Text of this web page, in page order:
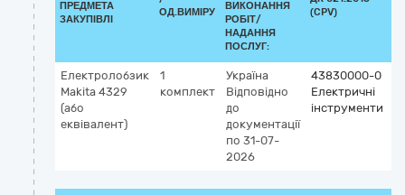
ПРЕДМЕТА
ЗАКУПІВЛІ
ОД.ВИМІРУ
ВИКОНАННЯ
РОБІТ/
НАДАННЯ
ПОСЛУГ:
(CPV)
Електролобзик
Makita 4329
(або
еквівалент)
1
комплект
Україна
Відповідно
до
документації
по 31-07-
2026
43830000-0
Електричні
інструменти